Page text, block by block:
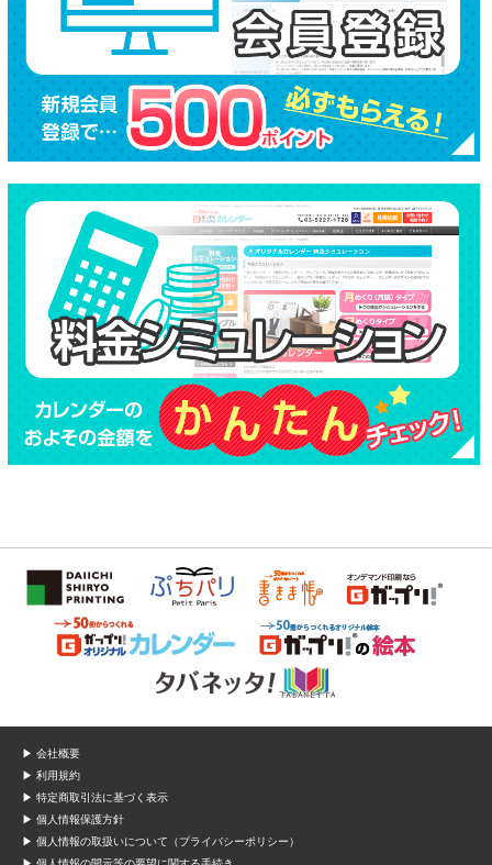
▶ 会社概要
▶ 利用規約
▶ 特定商取引法に基づく表示
▶ 個人情報保護方針
▶ 個人情報の取扱いについて（プライバシーポリシー）